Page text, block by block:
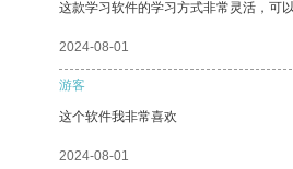
这款学习软件的学习方式非常灵活，可
2024-08-01
游客
这个软件我非常喜欢
2024-08-01